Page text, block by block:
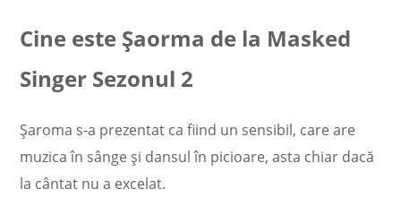
Cine este Șaorma de la Masked
Singer Sezonul 2
Șaroma s-a prezentat ca fiind un sensibil, care are
muzica în sânge și dansul în picioare, asta chiar dacă
la cântat nu a excelat.